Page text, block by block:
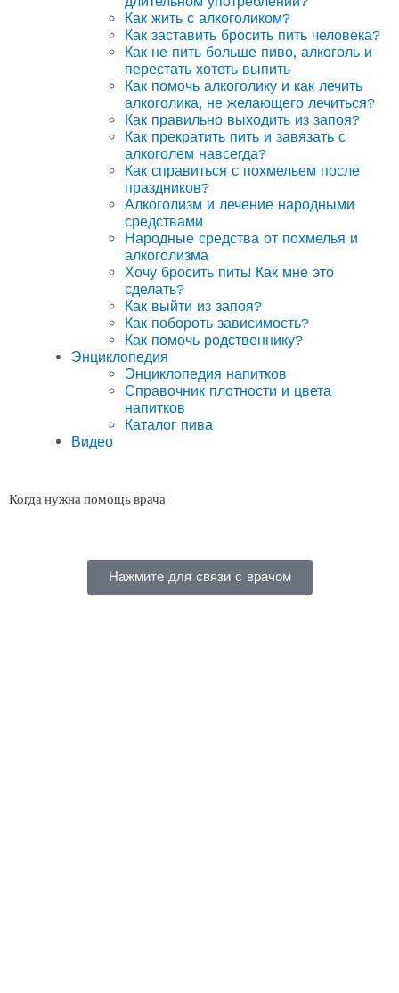
Как жить с алкоголиком?
Как заставить бросить пить человека?
Как не пить больше пиво, алкоголь и
перестать хотеть выпить
Как помочь алкоголику и как лечить
алкоголика, не желающего лечиться?
Как правильно выходить из запоя?
Как прекратить пить и завязать с
алкоголем навсегда?
Как справиться с похмельем после
праздников?
Алкоголизм и лечение народными
средствами
Народные средства от похмелья и
алкоголизма
Хочу бросить пить! Как мне это
сделать?
Как выйти из запоя?
Как побороть зависимость?
Как помочь родственнику?
Энциклопедия
Энциклопедия напитков
Справочник плотности и цвета
напитков
Каталог пива
Видео
Когда нужна помощь врача
Нажмите для связи с врачом